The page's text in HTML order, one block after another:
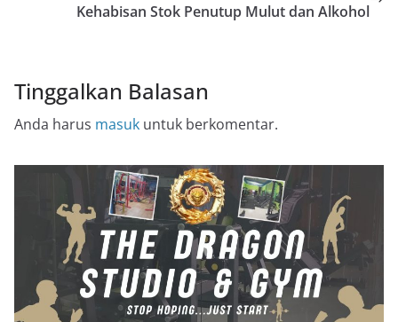
Kehabisan Stok Penutup Mulut dan Alkohol
Tinggalkan Balasan
Anda harus masuk untuk berkomentar.